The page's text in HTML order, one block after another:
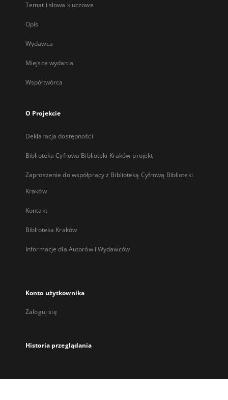
Temat i słowa kluczowe
Opis
Wydawca
Miejsce wydania
Współtwórca
O Projekcie
Deklaracja dostępności
Biblioteka Cyfrowa Biblioteki Kraków-projekt
Zaproszenie do współpracy z Biblioteką Cyfrową Biblioteki
Kraków
Kontakt
Biblioteka Kraków
Informacje dla Autorów i Wydawców
Konto użytkownika
Zaloguj się
Historia przeglądania